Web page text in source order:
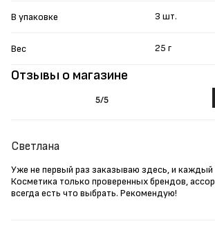
Отзывы о магазине
5/5
Светлана
Уже не первый раз заказываю здесь, и каждый
Косметика только проверенных брендов,
всегда есть что выбрать. Рекомендую!
В упаковке 3 шт.
Вес 25 г